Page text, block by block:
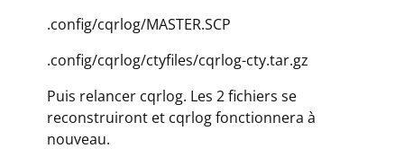
.config/cqrlog/MASTER.SCP
.config/cqrlog/ctyfiles/cqrlog-cty.tar.gz
Puis relancer cqrlog. Les 2 fichiers se
reconstruiront et cqrlog fonctionnera à
nouveau.